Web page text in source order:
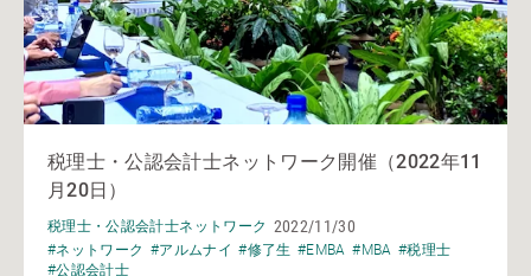
税理士・公認会計士ネットワーク開催（2022年11
月20日）
税理士・公認会計士ネットワーク 2022/11/30
#ネットワーク #アルムナイ #修了生 #EMBA #MBA #税理士
#公認会計士